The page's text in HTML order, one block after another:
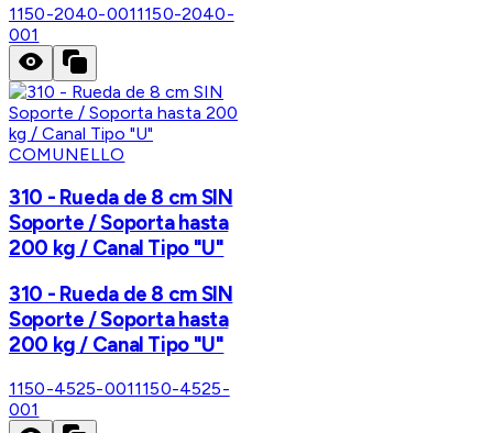
1150-2040-0011150-2040-
001
COMUNELLO
310 - Rueda de 8 cm SIN
Soporte / Soporta hasta
200 kg / Canal Tipo "U"
310 - Rueda de 8 cm SIN
Soporte / Soporta hasta
200 kg / Canal Tipo "U"
1150-4525-0011150-4525-
001